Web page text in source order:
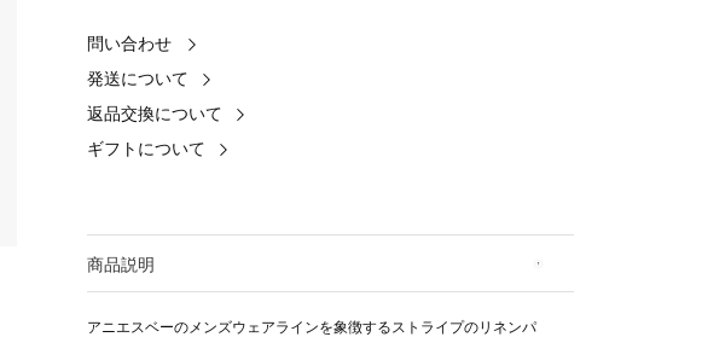
問い合わせ
発送について
返品交換について
ギフトについて
商品説明
アニエスベーのメンズウェアラインを象徴するストライプのリネンパ